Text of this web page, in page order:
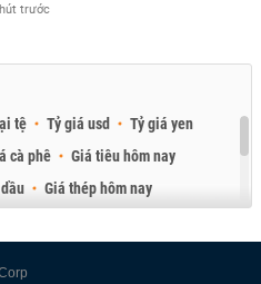
trước
tệ Tỷ giá usd
Tỷ giá yen
cà phê
Giá tiêu hôm nay
Giá thép hôm nay